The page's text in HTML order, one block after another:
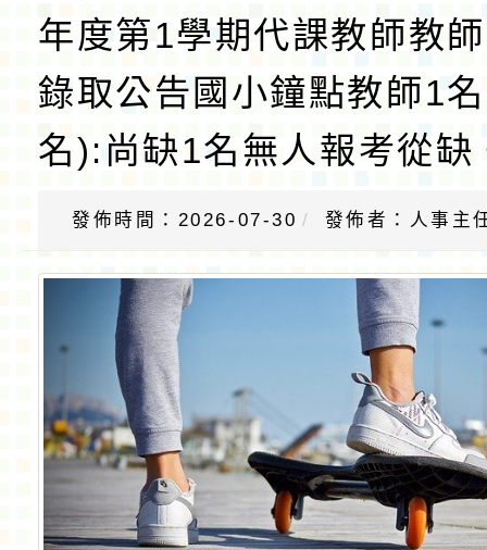
年度第1學期代課教師教
錄取公告國小鐘點教師1
名):尚缺1名無人報考從缺
發佈時間：2026-07-30 發佈者：人事主